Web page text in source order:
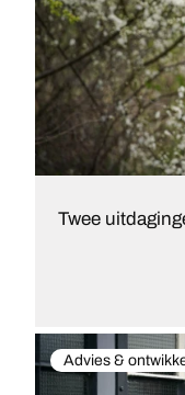
Twee
Advies &